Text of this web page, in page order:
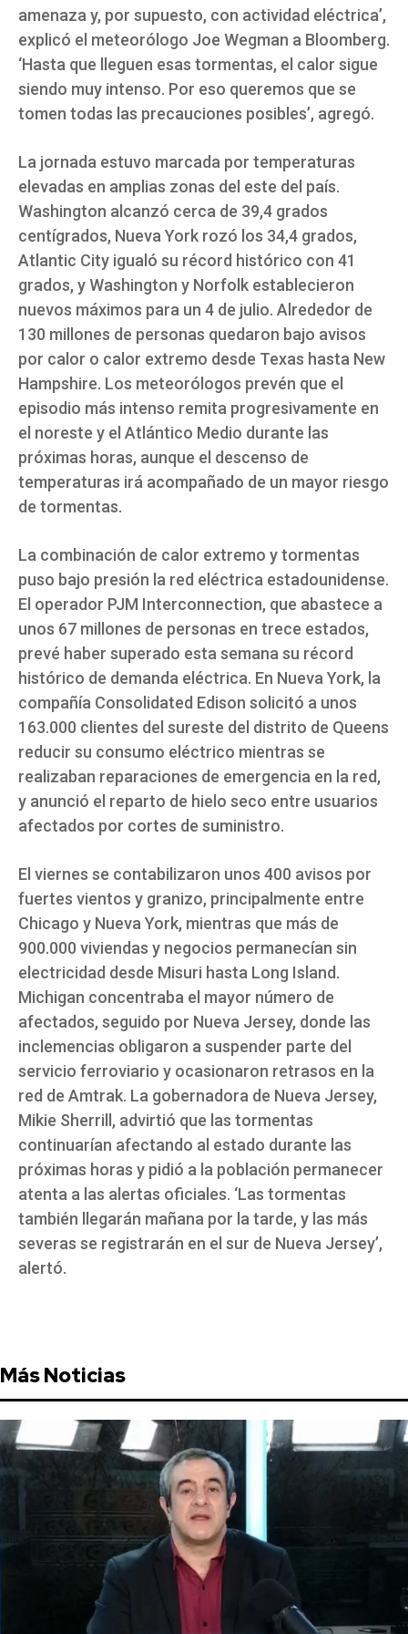
amenaza y, por supuesto, con actividad eléctrica’,
explicó el meteorólogo Joe Wegman a Bloomberg.
‘Hasta que lleguen esas tormentas, el calor sigue
siendo muy intenso. Por eso queremos que se
tomen todas las precauciones posibles’, agregó.
La jornada estuvo marcada por temperaturas
elevadas en amplias zonas del este del país.
Washington alcanzó cerca de 39,4 grados
centígrados, Nueva York rozó los 34,4 grados,
Atlantic City igualó su récord histórico con 41
grados, y Washington y Norfolk establecieron
nuevos máximos para un 4 de julio. Alrededor de
130 millones de personas quedaron bajo avisos
por calor o calor extremo desde Texas hasta New
Hampshire. Los meteorólogos prevén que el
episodio más intenso remita progresivamente en
el noreste y el Atlántico Medio durante las
próximas horas, aunque el descenso de
temperaturas irá acompañado de un mayor riesgo
de tormentas.
La combinación de calor extremo y tormentas
puso bajo presión la red eléctrica estadounidense.
El operador PJM Interconnection, que abastece a
unos 67 millones de personas en trece estados,
prevé haber superado esta semana su récord
histórico de demanda eléctrica. En Nueva York, la
compañía Consolidated Edison solicitó a unos
163.000 clientes del sureste del distrito de Queens
reducir su consumo eléctrico mientras se
realizaban reparaciones de emergencia en la red,
y anunció el reparto de hielo seco entre usuarios
afectados por cortes de suministro.
El viernes se contabilizaron unos 400 avisos por
fuertes vientos y granizo, principalmente entre
Chicago y Nueva York, mientras que más de
900.000 viviendas y negocios permanecían sin
electricidad desde Misuri hasta Long Island.
Michigan concentraba el mayor número de
afectados, seguido por Nueva Jersey, donde las
inclemencias obligaron a suspender parte del
servicio ferroviario y ocasionaron retrasos en la
red de Amtrak. La gobernadora de Nueva Jersey,
Mikie Sherrill, advirtió que las tormentas
continuarían afectando al estado durante las
próximas horas y pidió a la población permanecer
atenta a las alertas oficiales. ‘Las tormentas
también llegarán mañana por la tarde, y las más
severas se registrarán en el sur de Nueva Jersey’,
alertó.
Más Noticias